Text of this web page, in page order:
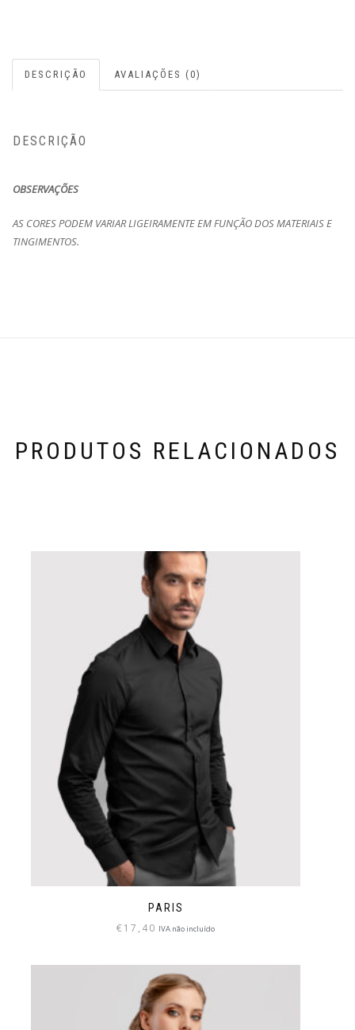
DESCRIÇÃO AVALIAÇÕES (0)
DESCRIÇÃO
OBSERVAÇÕES
AS CORES PODEM VARIAR LIGEIRAMENTE EM FUNÇÃO DOS MATERIAIS E
TINGIMENTOS.
PRODUTOS RELACIONADOS
PARIS
€17,40 IVA não incluído